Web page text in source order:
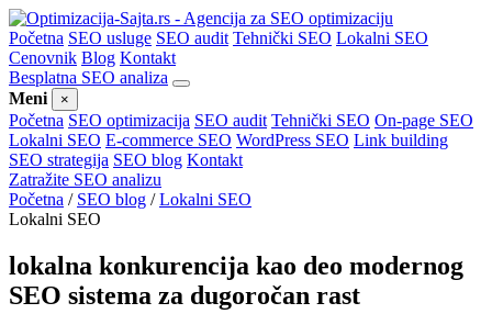
Početna SEO usluge SEO audit Tehnički SEO Lokalni SEO
Cenovnik Blog Kontakt
Besplatna SEO analiza
Meni
×
Početna SEO optimizacija SEO audit Tehnički SEO On-page SEO
Lokalni SEO E-commerce SEO WordPress SEO Link building
SEO strategija SEO blog Kontakt
Zatražite SEO analizu
Početna / SEO blog /Lokalni SEO
Lokalni SEO
lokalna konkurencija kao deo modernog
SEO sistema za dugoročan rast